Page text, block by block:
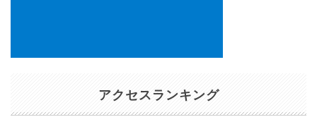
アクセスランキング